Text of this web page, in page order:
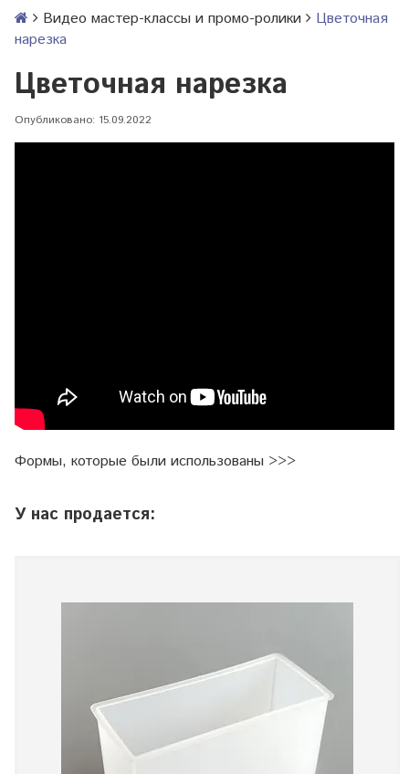
Видео мастер-классы и промо-ролики
Цветочная
нарезка
Цветочная нарезка
Опубликовано: 15.09.2022
Формы, которые были использованы >>>
У нас продается: